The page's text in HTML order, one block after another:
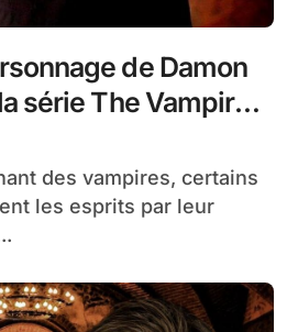
de Damon
série The Vampire
les esprits par leur